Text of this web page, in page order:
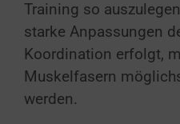
Training so
starke Anpassungen
Koordination erfolgt,
Muskelfasern
werden.